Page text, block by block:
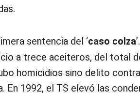
sentencia del ‘caso colza
a trece aceiteros, del total
homicidios sino delito
En 1992, el TS elevó las